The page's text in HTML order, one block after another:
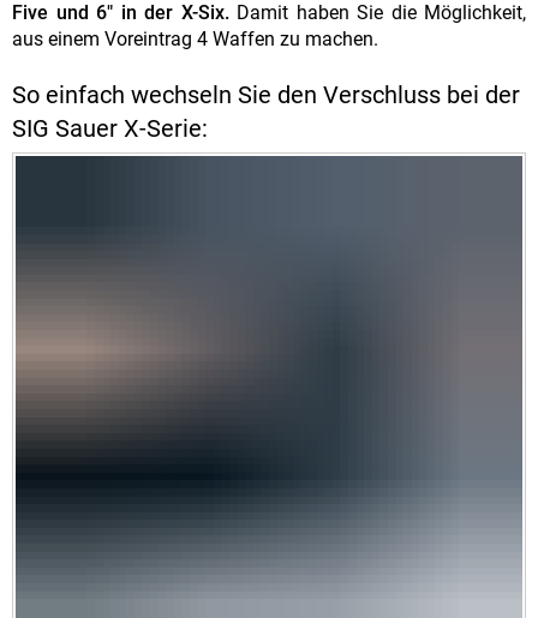
Five und 6" in der X-Six. Damit haben Sie die Möglichkeit,
aus einem Voreintrag 4 Waffen zu machen.
So einfach wechseln Sie den Verschluss bei der
SIG Sauer X-Serie: